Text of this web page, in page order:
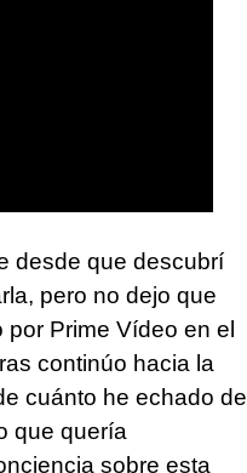
desde que descubrí
pero no dejo que
Prime Vídeo en el
continúo hacia la
cuánto he echado de
que quería
sobre esta